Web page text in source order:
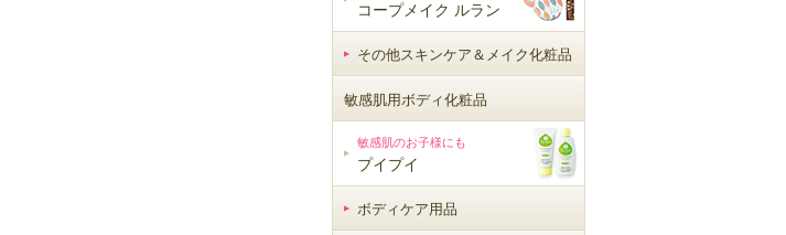
コープメイク ルラン
その他スキンケア＆メイク化粧品
敏感肌用ボディ化粧品
敏感肌用ボディ化粧品
敏感肌のお子様にも
プイプイ
ボディケア用品